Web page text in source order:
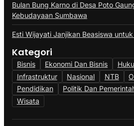
Bulan Bung Karno di Desa Poto
Kebudayaan Sumbawa
Esti Wijayati Janjikan Beasiswa
Kategori
Bisnis Ekonomi Dan Bisnis
Infrastruktur
Nasional NTB
Pendidikan
Politik Dan
Wisata